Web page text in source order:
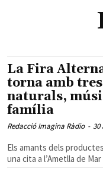
La Fira
torna amb
naturals,
família
Redacció Imagina Ràdio - 30
Els amants dels
una cita a l’Ametlla de